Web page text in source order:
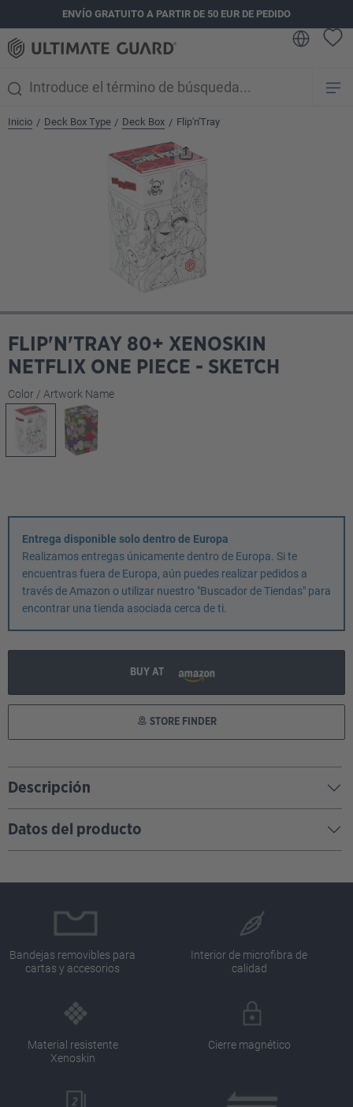
principalENVÍO GRATUITO A PARTIR DE 50 EUR DE PEDIDO
Inicio / Deck Box Type / Deck Box / Flip'n'Tray
FLIP'N'TRAY 80+ XENOSKIN
NETFLIX ONE PIECE - SKETCH
Seleccione
Color / Artwork Name
Entrega disponible solo dentro de Europa
Realizamos entregas únicamente dentro de Europa. Si te
encuentras fuera de Europa, aún puedes realizar pedidos a
través de Amazon o utilizar nuestro "Buscador de Tiendas" para
encontrar una tienda asociada cerca de ti.
BUY AT
STORE FINDER
Descripción
Datos del producto
Bandejas removibles para
cartas y accesorios
Interior de microfibra de
calidad
Material resistente
Xenoskin
Cierre magnético